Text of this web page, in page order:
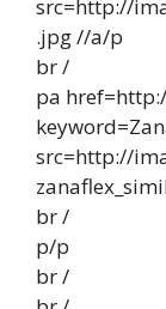
src=http://
.jpg //a/p
br /
pa
src=http://
br /
p/p
br /